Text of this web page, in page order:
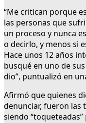
“Me critican porque
las personas que
un proceso y nunca
o decirlo, y menos si
Hace unos 12 años
busqué en uno de
dio”, puntualizó en
Afirmó que quienes
denunciar, fueron las
siendo